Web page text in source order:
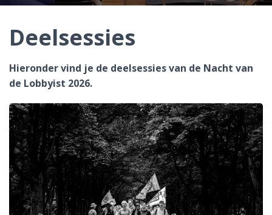
W
I
S
Deelsessies
Hieronder vind je de deelsessies van de Nacht van
de Lobbyist 2026.